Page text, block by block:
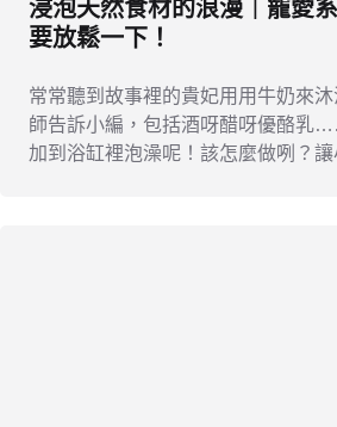
浸泡天然食材的浪漫｜寵愛
要放鬆一下！
常常聽到故事裡的貴妃用用牛奶來
師告訴小編，包括酒呀醋呀優酪乳
加到浴缸裡泡澡呢！該怎麼做咧？讓